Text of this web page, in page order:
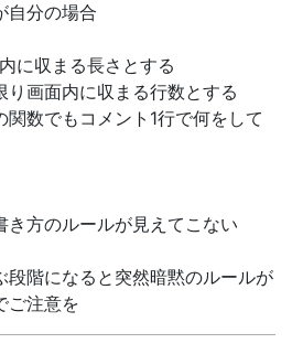
自分の場合
に収まる長さとする
画面内に収まる行数とする
関数でもコメント1行で何をして
き方のルールが見えてこない
段階になると突然暗黙のルールが
ご注意を